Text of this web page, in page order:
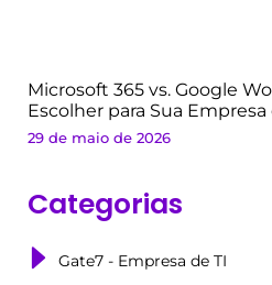
Microsoft 365 vs. Google
Escolher para Sua
29 de maio de 2026
Categorias
Gate7 - Empresa de TI